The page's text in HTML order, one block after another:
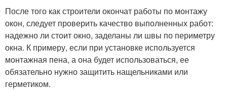
После того как строители окончат работы по монтажу
окон, следует проверить качество выполненных работ:
надежно ли стоит окно, заделаны ли швы по периметру
окна. К примеру, если при установке используется
монтажная пена, а она будет использоваться, ее
обязательно нужно защитить нащельниками или
герметиком.